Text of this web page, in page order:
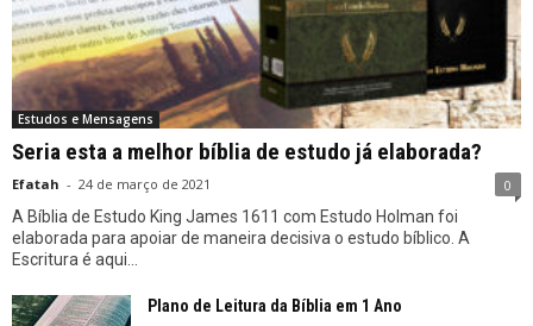
Estudos e Mensagens
Seria esta a melhor bíblia de estudo já elaborada?
Efatah - 24 de março de 2021 0
A Bíblia de Estudo King James 1611 com Estudo Holman foi
elaborada para apoiar de maneira decisiva o estudo bíblico. A
Escritura é aqui...
Plano de Leitura da Bíblia em 1 Ano